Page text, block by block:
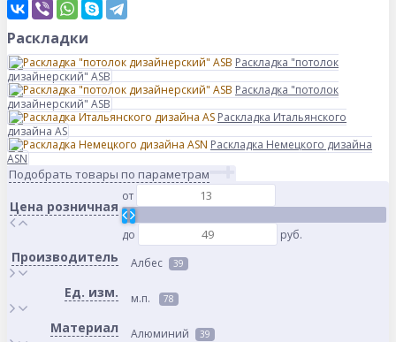
Раскладки
Раскладка "потолок
дизайнерский" ASB
Раскладка "потолок
дизайнерский" ASB
Раскладка Итальянского
дизайна AS
Раскладка Немецкого дизайна
АSN
Подобрать товары по параметрам
Цена розничная
от
до руб.
Производитель Албес 39
Ед. изм. м.п. 78
Материал Алюминий 39